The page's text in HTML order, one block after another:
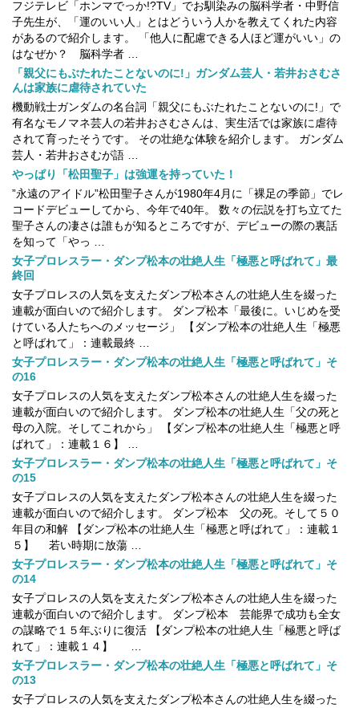
フジテレビ「ホンマでっか!?TV」でお馴染みの脳科学者・中野信
子先生が、「運のいい人」とはどういう人かを教えてくれた内容
があるので紹介します。 「他人に配慮できる人ほど運がいい」の
はなぜか？ 脳科学者 …
「親父にもぶたれたことないのに!」ガンダム芸人・若井おさむさ
んは家族に虐待されていた
機動戦士ガンダムの名台詞「親父にもぶたれたことないのに!」で
有名なモノマネ芸人の若井おさむさんは、実生活では家族に虐待
されて育ったそうです。 その壮絶な体験を紹介します。 ガンダム
芸人・若井おさむが語 …
やっぱり「松田聖子」は強運を持っていた！
”永遠のアイドル”松田聖子さんが1980年4月に「裸足の季節」でレ
コードデビューしてから、今年で40年。 数々の伝説を打ち立てた
聖子さんの凄さは誰もが知るところですが、デビューの際の裏話
を知って「やっ …
女子プロレスラー・ダンプ松本の壮絶人生「極悪と呼ばれて」最
終回
女子プロレスの人気を支えたダンプ松本さんの壮絶人生を綴った
連載が面白いので紹介します。 ダンプ松本「最後に。いじめを受
けている人たちへのメッセージ」 【ダンプ松本の壮絶人生「極悪
と呼ばれて」：連載最終 …
女子プロレスラー・ダンプ松本の壮絶人生「極悪と呼ばれて」そ
の16
女子プロレスの人気を支えたダンプ松本さんの壮絶人生を綴った
連載が面白いので紹介します。 ダンプ松本の壮絶人生「父の死と
母の入院。そしてこれから」 【ダンプ松本の壮絶人生「極悪と呼
ばれて」：連載１６】 …
女子プロレスラー・ダンプ松本の壮絶人生「極悪と呼ばれて」そ
の15
女子プロレスの人気を支えたダンプ松本さんの壮絶人生を綴った
連載が面白いので紹介します。 ダンプ松本 父の死。そして５０
年目の和解 【ダンプ松本の壮絶人生「極悪と呼ばれて」：連載１
５】 若い時期に放蕩 …
女子プロレスラー・ダンプ松本の壮絶人生「極悪と呼ばれて」そ
の14
女子プロレスの人気を支えたダンプ松本さんの壮絶人生を綴った
連載が面白いので紹介します。 ダンプ松本 芸能界で成功も全女
の謀略で１５年ぶりに復活 【ダンプ松本の壮絶人生「極悪と呼ば
れて」：連載１４】 …
女子プロレスラー・ダンプ松本の壮絶人生「極悪と呼ばれて」そ
の13
女子プロレスの人気を支えたダンプ松本さんの壮絶人生を綴った